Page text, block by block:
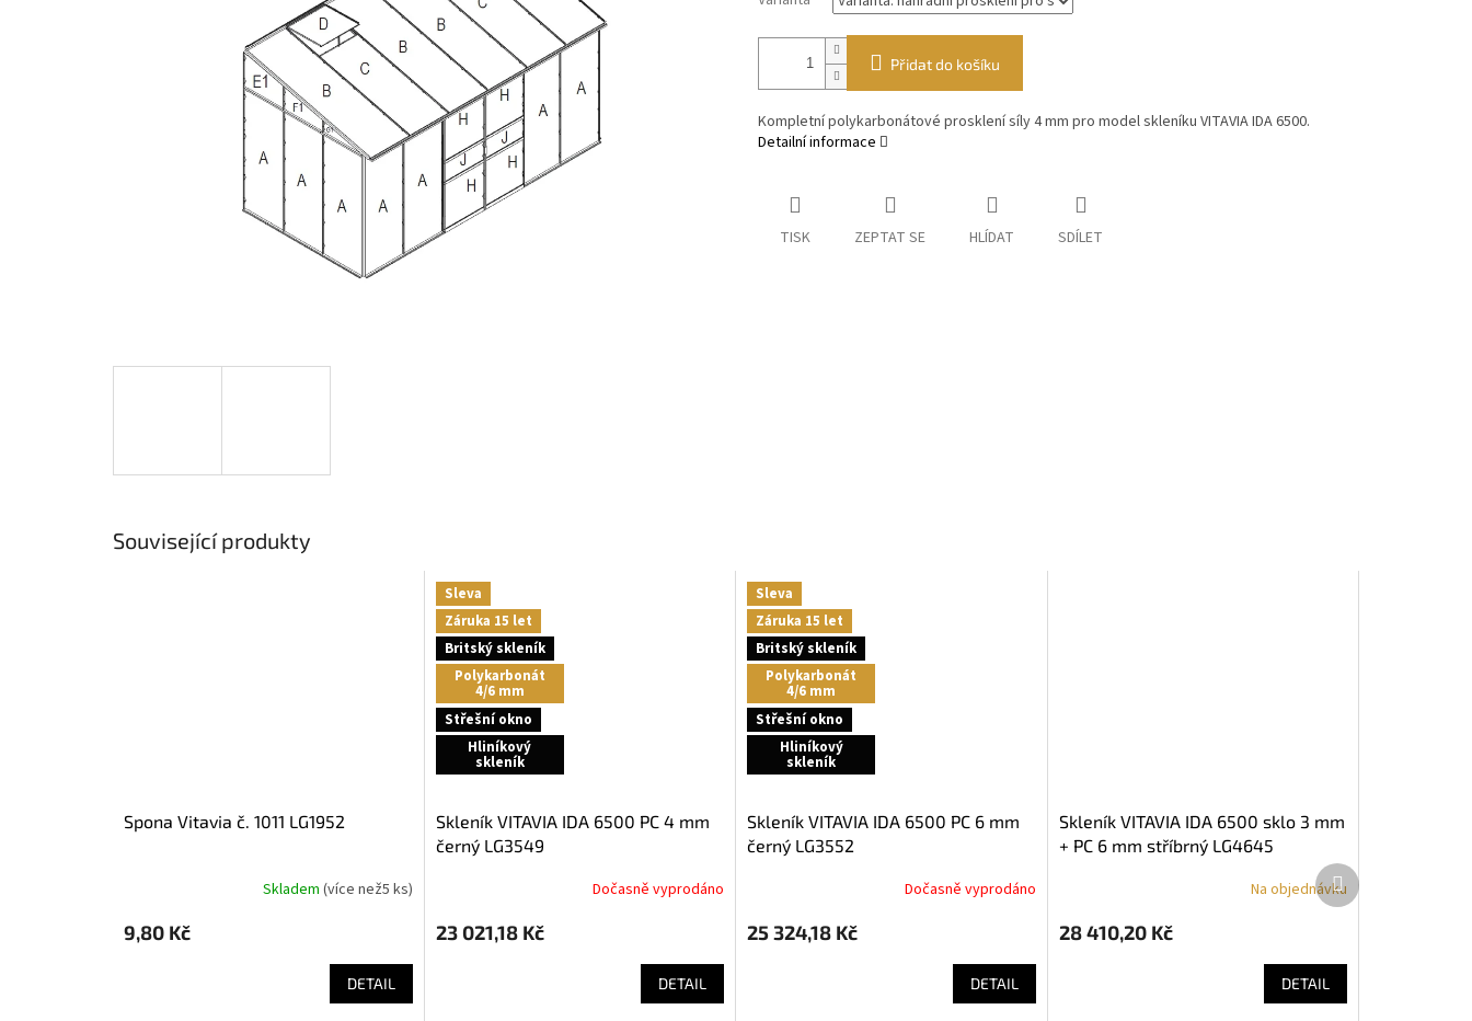
Přidat do košíku
Kompletní polykarbonátové prosklení síly 4 mm pro model skleníku VITAVIA IDA 6500.
Detailní informace
TISK ZEPTAT SE HLÍDAT SDÍLET
Související produkty
spona Vitavia č. 1011 LG1952
Skladem (více než5 ks)
9,80 Kč
DETAIL
Sleva
Záruka 15 let
Britský skleník
Polykarbonát
4/6 mm
Střešní okno
Hliníkový
skleník
skleník VITAVIA IDA 6500 PC 4 mm
černý LG3549
Dočasně vyprodáno
23 021,18 Kč
DETAIL
Sleva
Záruka 15 let
Britský skleník
Polykarbonát
4/6 mm
Střešní okno
Hliníkový
skleník
skleník VITAVIA IDA 6500 PC 6 mm
černý LG3552
Dočasně vyprodáno
25 324,18 Kč
DETAIL
skleník VITAVIA IDA 6500 sklo 3 mm
+ PC 6 mm stříbrný LG4645
Na objednávku
28 410,20 Kč
DETAIL
Další
produkt